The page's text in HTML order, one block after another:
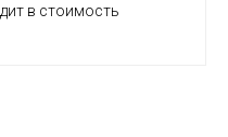
в стоимость